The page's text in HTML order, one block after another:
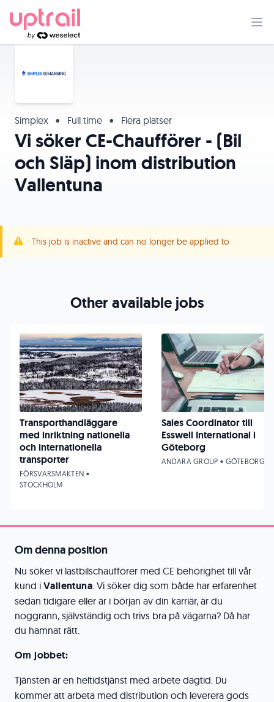
Simplex • Full time • Flera platser
Vi söker CE-Chaufförer - (Bil
och Släp) inom distribution
Vallentuna
This job is inactive and can no longer be applied to
Om denna position
Nu söker vi lastbilschaufförer med CE behörighet till vår
kund i Vallentuna. Vi söker dig som både har erfarenhet
sedan tidigare eller är i början av din karriär, är du
noggrann, självständig och trivs bra på vägarna? Då har
du hamnat rätt.
Om jobbet:
Tjänsten är en heltidstjänst med arbete dagtid. Du
kommer att arbeta med distribution och leverera gods
Other available jobs
Transporthandläggare
med inriktning nationella
och internationella
transporter
FÖRSVARSMAKTEN •
STOCKHOLM
Sales Coordinator till
Esswell International i
Göteborg
ANDARA GROUP • GÖTEBORG